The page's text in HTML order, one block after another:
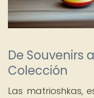
De Souvenirs
Colección
Las matrioshkas,